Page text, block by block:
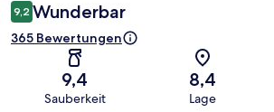
9,2 Wunderbar
365 Bewertungen
9,4
Sauberkeit
8,4
Lage